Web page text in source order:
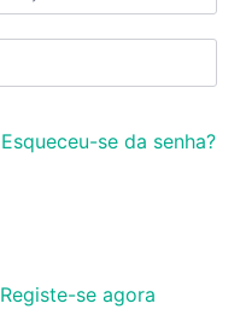
Esqueceu-se da senha?
Registe-se agora